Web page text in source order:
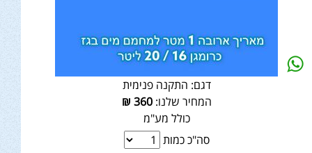
דגם: התקנה פנימית
המחיר שלנו:360
₪
כולל מע"מ
סה"כ כמות